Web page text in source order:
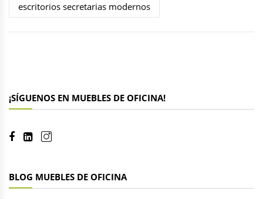
escritorios secretarias modernos
¡SÍGUENOS EN MUEBLES DE OFICINA!
BLOG MUEBLES DE OFICINA